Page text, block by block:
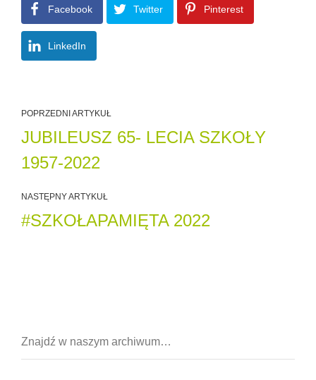
Facebook Twitter Pinterest
LinkedIn
POPRZEDNI ARTYKUŁ
JUBILEUSZ 65- LECIA SZKOŁY
1957-2022
NASTĘPNY ARTYKUŁ
#SZKOŁAPAMIĘTA 2022